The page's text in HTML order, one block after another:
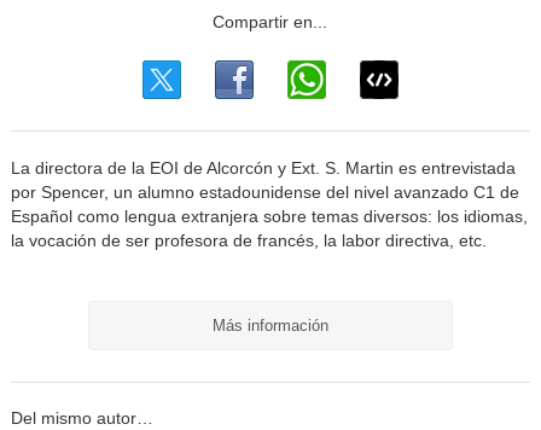
La directora de la EOI de Alcorcón y Ext. S. Martin es entrevistada
por Spencer, un alumno estadounidense del nivel avanzado C1 de
Español como lengua extranjera sobre temas diversos: los idiomas,
la vocación de ser profesora de francés, la labor directiva, etc.
Más información
Del mismo autor…